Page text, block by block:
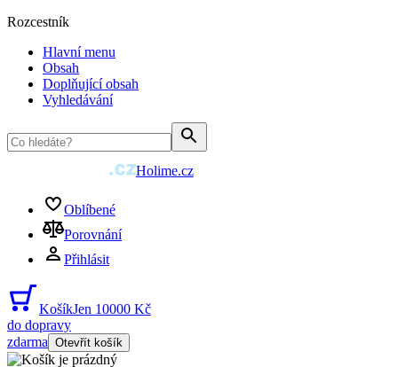
Rozcestník
Hlavní menu
Obsah
Doplňující obsah
Vyhledávání
Holime.cz
Oblíbené
Porovnání
Přihlásit
KošíkJen 10000 Kč
do dopravy
zdarma Otevřít košík